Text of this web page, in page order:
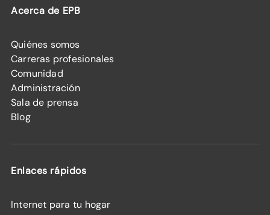
Acerca de EPB
Quiénes somos
Carreras profesionales
Comunidad
Administración
Sala de prensa
Blog
Enlaces rápidos
Internet para tu hogar